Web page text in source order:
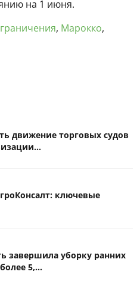
на 1 июня.
, Марокко,
движение торговых судов
ключевые
завершила уборку ранних
5,...